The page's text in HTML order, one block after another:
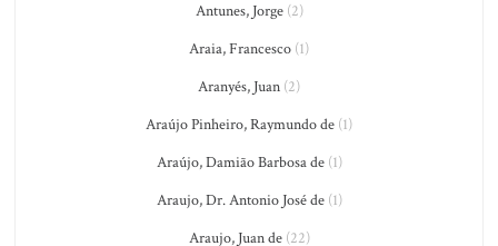
Antunes, Jorge(2)
Araia, Francesco (1)
Aranyés, Juan (2)
Araújo Pinheiro, Raymundo de (1)
Araújo, Damião Barbosa de(1)
Araujo, Dr. Antonio José de(1)
Araujo, Juan de(22)